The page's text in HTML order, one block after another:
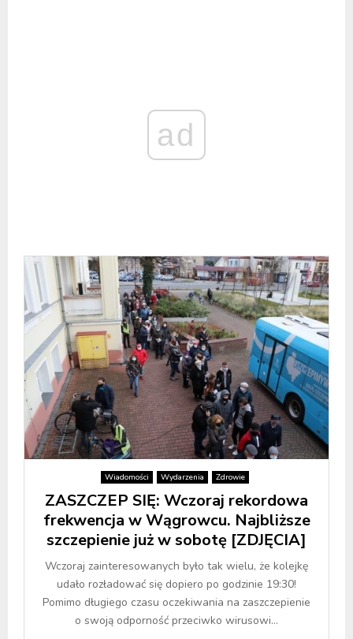
ad
Wiadomości Wydarzenia Zdrowie
ZASZCZEP SIĘ: Wczoraj rekordowa
frekwencja w Wągrowcu. Najbliższe
szczepienie już w sobotę [ZDJĘCIA]
Wczoraj zainteresowanych było tak wielu, że kolejkę
udało rozładować się dopiero po godzinie 19:30!
Pomimo długiego czasu oczekiwania na zaszczepienie
o swoją odporność przeciwko wirusowi...